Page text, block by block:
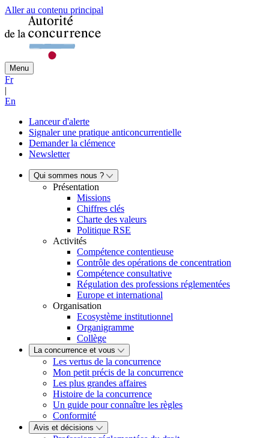
Aller au contenu principal
Menu
Fr
|
En
Lanceur d'alerte
Signaler une pratique anticoncurrentielle
Demander la clémence
Newsletter
Qui sommes nous ?
Présentation
Missions
Chiffres clés
Charte des valeurs
Politique RSE
Activités
Compétence contentieuse
Contrôle des opérations de concentration
Compétence consultative
Régulation des professions réglementées
Europe et international
Organisation
Ecosystème institutionnel
Organigramme
Collège
La concurrence et vous
Les vertus de la concurrence
Mon petit précis de la concurrence
Les plus grandes affaires
Histoire de la concurrence
Un guide pour connaître les règles
Conformité
Avis et décisions